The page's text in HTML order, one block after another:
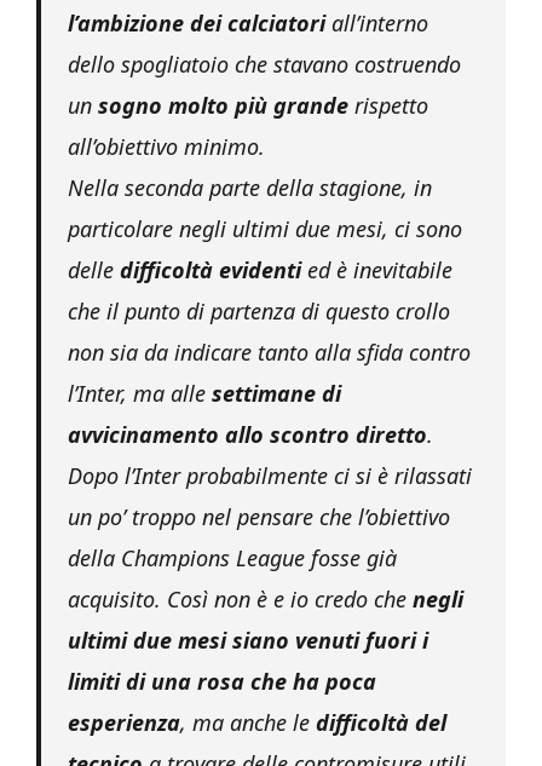
l’ambizione dei calciatoriall’interno
dello spogliatoio che stavano costruendo
un sogno molto più grande rispetto
all’obiettivo minimo.
Nella seconda parte della stagione, in
particolare negli ultimi due mesi, ci sono
delle difficoltà evidentied è inevitabile
che il punto di partenza di questo crollo
non sia da indicare tanto alla sfida contro
l’Inter, ma alle settimane di
avvicinamento allo scontro diretto.
Dopo l’Inter probabilmente ci si è rilassati
un po’ troppo nel pensare che l’obiettivo
della Champions League fosse già
acquisito. Così non è e io credo che negli
ultimi due mesi siano venuti fuori i
limiti di una rosa che ha poca
esperienza, ma anche le difficoltà del